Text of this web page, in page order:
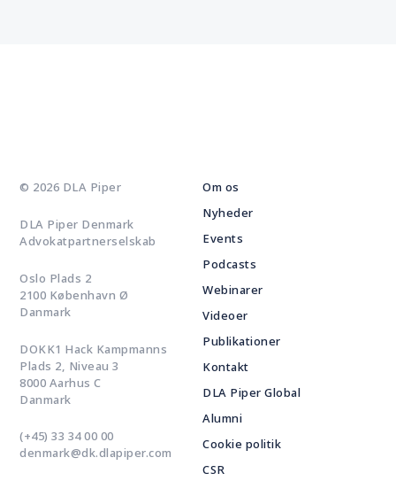
© 2026 DLA Piper
DLA Piper Denmark
Advokatpartnerselskab
Oslo Plads 2
2100 København Ø
Danmark
DOKK1 Hack Kampmanns
Plads 2, Niveau 3
8000 Aarhus C
Danmark
(+45) 33 34 00 00
denmark@dk.dlapiper.com
Om os
Nyheder
Events
Podcasts
Webinarer
Videoer
Publikationer
Kontakt
DLA Piper Global
Alumni
Cookie politik
CSR